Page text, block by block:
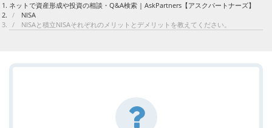
ネットで資産形成や投資の相談・Q&A検索 | AskPartners【アスクパートナーズ】
NISA
NISAと積立NISAそれぞれのメリットとデメリットを教えてください。